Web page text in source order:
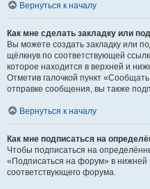
Вернуться к началу
Как мне сделать закладку или
Вы можете создать закладку или
щёлкнув по соответствующей
которое находится в верхней и
Отметив галочкой пункт
отправке сообщения, вы также
Вернуться к началу
Как мне подписаться на
Чтобы подписаться на
«Подписаться на форум» в нижней
соответствующего форума.